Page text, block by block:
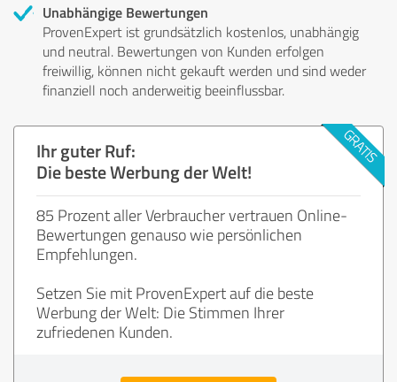
Unabhängige Bewertungen
ProvenExpert ist grundsätzlich kostenlos, unabhängig
und neutral. Bewertungen von Kunden erfolgen
freiwillig, können nicht gekauft werden und sind weder
finanziell noch anderweitig beeinflussbar.
Ihr guter Ruf:
Die beste Werbung der Welt!
85 Prozent aller Verbraucher vertrauen Online-
Bewertungen genauso wie persönlichen
Empfehlungen.
Setzen Sie mit ProvenExpert auf die beste
Werbung der Welt: Die Stimmen Ihrer
zufriedenen Kunden.